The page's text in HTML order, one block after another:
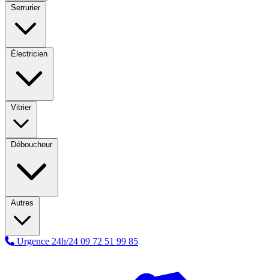
Serrurier
Électricien
Vitrier
Déboucheur
Autres
Urgence 24h/24 09 72 51 99 85